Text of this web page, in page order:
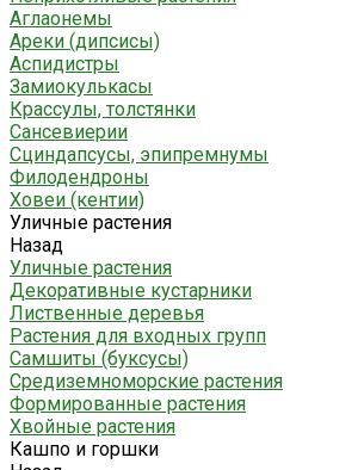
Аглаонемы
Ареки (дипсисы)
Аспидистры
Замиокулькасы
Крассулы, толстянки
Сансевиерии
Сциндапсусы, эпипремнумы
Филодендроны
Ховеи (кентии)
Уличные растения
Назад
Уличные растения
Декоративные кустарники
Лиственные деревья
Растения для входных групп
Самшиты (буксусы)
Средиземноморские растения
Формированные растения
Хвойные растения
Кашпо и горшки